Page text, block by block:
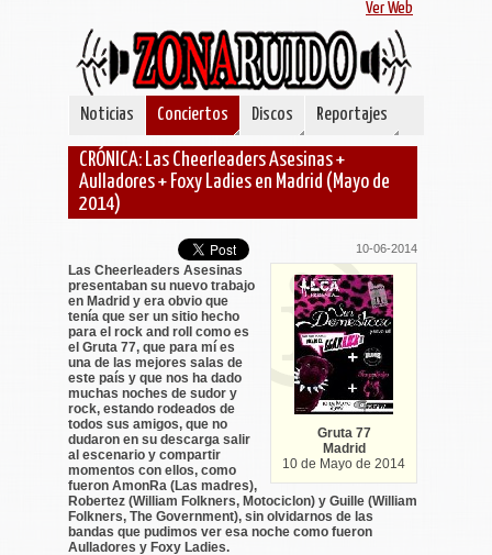
Ver Web
Noticias Conciertos Discos Reportajes
CRÓNICA: Las Cheerleaders Asesinas +
Aulladores + Foxy Ladies en Madrid (Mayo de
2014)
10-06-2014
Gruta 77
Madrid
10 de Mayo de 2014
Las Cheerleaders Asesinas
presentaban su nuevo trabajo
en Madrid y era obvio que
tenía que ser un sitio hecho
para el rock and roll como es
el Gruta 77, que para mí es
una de las mejores salas de
este país y que nos ha dado
muchas noches de sudor y
rock, estando rodeados de
todos sus amigos, que no
dudaron en su descarga salir
al escenario y compartir
momentos con ellos, como
fueron AmonRa (Las madres),
Robertez (William Folkners, Motociclon) y Guille (William
Folkners, The Government), sin olvidarnos de las
bandas que pudimos ver esa noche como fueron
Aulladores y Foxy Ladies.